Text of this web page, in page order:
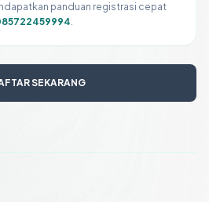
panduan registrasi cepat
.
SEKARANG